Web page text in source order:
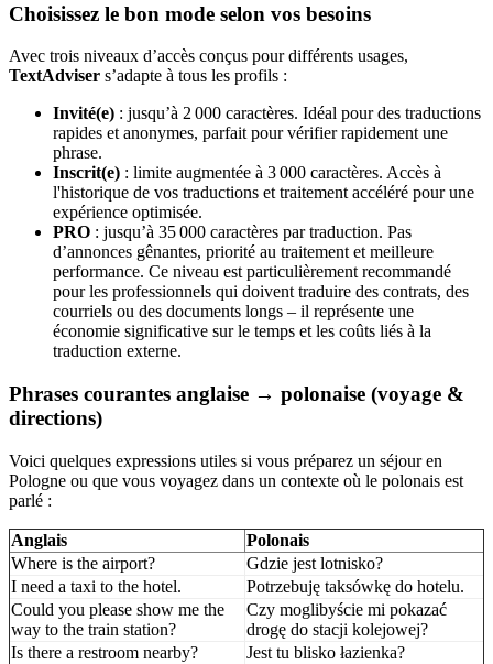
Choisissez le bon mode selon vos besoins
Avec trois niveaux d’accès conçus pour différents usages,
TextAdviser s’adapte à tous les profils :
Invité(e) : jusqu’à 2 000 caractères. Idéal pour des traductions
rapides et anonymes, parfait pour vérifier rapidement une
phrase.
Inscrit(e) : limite augmentée à 3 000 caractères. Accès à
l'historique de vos traductions et traitement accéléré pour une
expérience optimisée.
PRO : jusqu’à 35 000 caractères par traduction. Pas
d’annonces gênantes, priorité au traitement et meilleure
performance. Ce niveau est particulièrement recommandé
pour les professionnels qui doivent traduire des contrats, des
courriels ou des documents longs – il représente une
économie significative sur le temps et les coûts liés à la
traduction externe.
Phrases courantes anglaise → polonaise (voyage &
directions)
Voici quelques expressions utiles si vous préparez un séjour en
Pologne ou que vous voyagez dans un contexte où le polonais est
parlé :
Anglais
Polonais
Where is the airport?
Gdzie jest lotnisko?
I need a taxi to the hotel.
Potrzebuję taksówkę do hotelu.
Could you please show me the
way to the train station?
Czy moglibyście mi pokazać
drogę do stacji kolejowej?
Is there a restroom nearby?
Jest tu blisko łazienka?